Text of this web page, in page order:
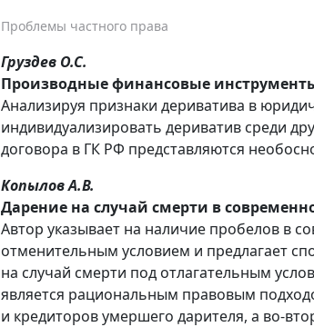
Проблемы частного права
Груздев О.С.
Производные финансовые
Анализируя признаки дериватива в
индивидуализировать дериватив среди
договора в ГК РФ представляются
Копылов А.В.
Дарение на случай смерти в
Автор указывает на наличие пробелов в
отменительным условием и предлагает
на случай смерти под отлагательным
является рациональным правовым
и кредиторов умершего дарителя, а во-